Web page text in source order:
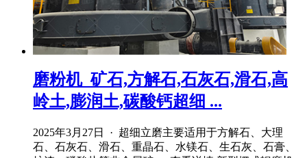
磨粉机_矿石,方解石,石灰石,滑石,高
岭土,膨润土,碳酸钙超细 ...
2025年3月27日 · 超细立磨主要适用于方解石、大理
石、石灰石、滑石、重晶石、水镁石、生石灰、石膏、